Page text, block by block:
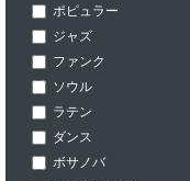
ポピュラー
ジャズ
ファンク
ソウル
ラテン
ダンス
ボサノバ